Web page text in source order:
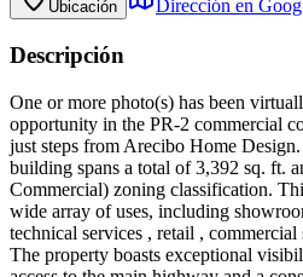
Ubicación Dirección en
Descripción
One or more photo(s) has been
opportunity in the PR-2 commercial
just steps from Arecibo Home
building spans a total of 3,392 sq. ft.
Commercial) zoning classification.
wide array of uses, including
technical services , retail , commercial
The property boasts exceptional